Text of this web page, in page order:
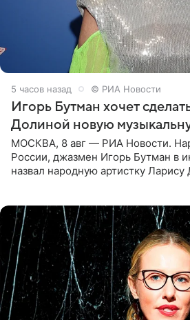
5 часов назад © РИА Новости
Игорь Бутман хочет
Долиной новую
МОСКВА, 8 авг — РИА Новости.
России, джазмен Игорь Бутман в
назвал народную артистку Ларису